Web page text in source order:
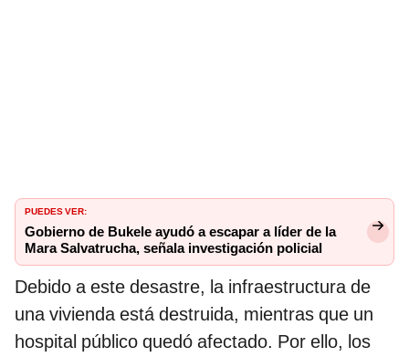
PUEDES VER:
Gobierno de Bukele ayudó a escapar a líder de la
Mara Salvatrucha, señala investigación policial
Debido a este desastre, la infraestructura de
una vivienda está destruida, mientras que un
hospital público quedó afectado. Por ello, los